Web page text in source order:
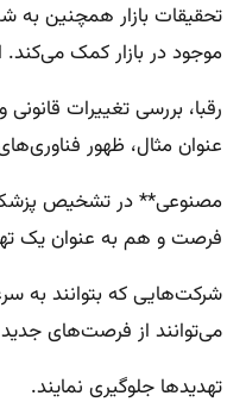
تحقیقات بازار همچنین به
موجود در بازار کمک می‌کند.
رقبا، بررسی تغییرات
عنوان مثال، ظهور
مصنوعی** در تشخیص
فرصت و هم به عنوان یک
شرکت‌هایی که بتوانند به
می‌توانند از فرصت‌های جدید
تهدیدها جلوگیری نمایند.